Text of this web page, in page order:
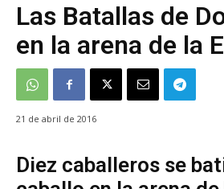
Las Batallas de
en la arena de la
21 de abril de 2016
Diez caballeros se